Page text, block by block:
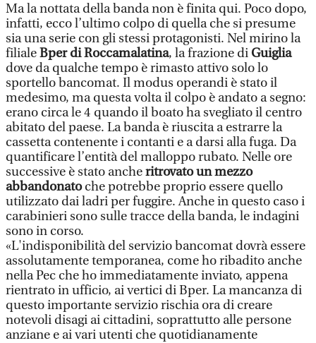
Ma la nottata della banda non è finita qui. Poco dopo,
infatti, ecco l’ultimo colpo di quella che si presume
sia una serie con gli stessi protagonisti. Nel mirino la
filialeBper di Roccamalatina, la frazione diGuiglia
dove da qualche tempo è rimasto attivo solo lo
sportello bancomat. Il modus operandi è stato il
medesimo, ma questa volta il colpo è andato a segno:
erano circa le 4 quando il boato ha svegliato il centro
abitato del paese. La banda è riuscita a estrarre la
cassetta contenente i contanti e a darsi alla fuga. Da
quantificare l’entità del malloppo rubato. Nelle ore
successive è stato ancheritrovato un mezzo
abbandonatoche potrebbe proprio essere quello
utilizzato dai ladri per fuggire. Anche in questo caso i
carabinieri sono sulle tracce della banda, le indagini
sono in corso.
«L'indisponibilità del servizio bancomat dovrà essere
assolutamente temporanea, come ho ribadito anche
nella Pec che ho immediatamente inviato, appena
rientrato in ufficio, ai vertici di Bper. La mancanza di
questo importante servizio rischia ora di creare
notevoli disagi ai cittadini, soprattutto alle persone
anziane e ai vari utenti che quotidianamente